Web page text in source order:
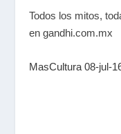
Todos los mitos,
en gandhi.com.mx
MasCultura 08-jul-